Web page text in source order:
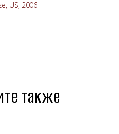
US, 2006
также